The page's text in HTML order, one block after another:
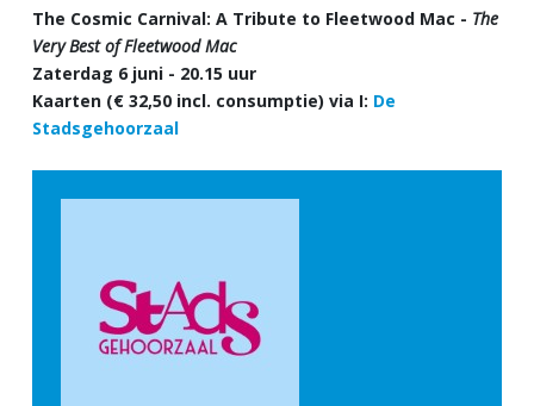
The Cosmic Carnival: A Tribute to Fleetwood Mac - The
Very Best of Fleetwood Mac
Zaterdag 6 juni - 20.15 uur
Kaarten (€ 32,50 incl. consumptie) via I: De
Stadsgehoorzaal